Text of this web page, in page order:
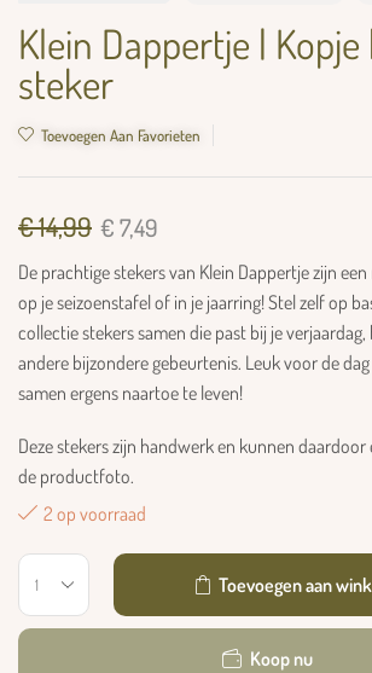
Klein Dappertje |
steker
Toevoegen Aan Favorieten
€14,99 €7,49
De prachtige stekers van Klein Dappertje zijn
op je seizoenstafel of in je jaarring! Stel zelf op
collectie stekers samen die past bij je
andere bijzondere gebeurtenis. Leuk voor de
samen ergens naartoe te leven!
Deze stekers zijn handwerk en kunnen
de productfoto.
2 op voorraad
Toevoegen aan
Koop nu